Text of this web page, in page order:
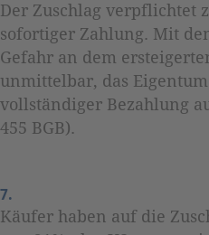
Der Zuschlag verpflichtet
sofortiger Zahlung. Mit
Gefahr an dem
unmittelbar, das
vollständiger Bezahlung
455 BGB).
7.
Käufer haben auf die